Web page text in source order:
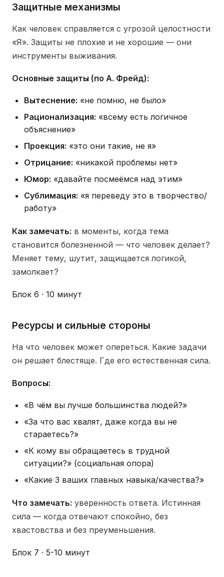
Защитные механизмы
Как человек справляется с угрозой целостности
«Я». Защиты не плохие и не хорошие — они
инструменты выживания.
Основные защиты (по А. Фрейд):
Вытеснение: «не помню, не было»
Рационализация: «всему есть логичное
объяснение»
Проекция: «это они такие, не я»
Отрицание: «никакой проблемы нет»
Юмор: «давайте посмеёмся над этим»
Сублимация: «я переведу это в творчество/
работу»
Как замечать: в моменты, когда тема
становится болезненной — что человек делает?
Меняет тему, шутит, защищается логикой,
замолкает?
Блок 6 · 10 минут
Ресурсы и сильные стороны
На что человек может опереться. Какие задачи
он решает блестяще. Где его естественная сила.
Вопросы:
«В чём вы лучше большинства людей?»
«За что вас хвалят, даже когда вы не
стараетесь?»
«К кому вы обращаетесь в трудной
ситуации?» (социальная опора)
«Какие 3 ваших главных навыка/качества?»
Что замечать: уверенность ответа. Истинная
сила — когда отвечают спокойно, без
хвастовства и без преуменьшения.
Блок 7 · 5-10 минут